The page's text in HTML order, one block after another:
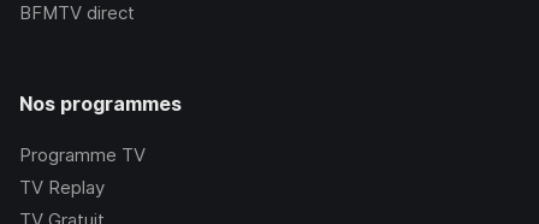
BFMTV direct
Nos programmes
Programme TV
TV Replay